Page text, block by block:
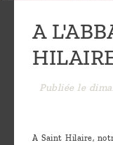
le blog
sommes-
Découvrir
A
Publiée le
A Saint Hilaire,